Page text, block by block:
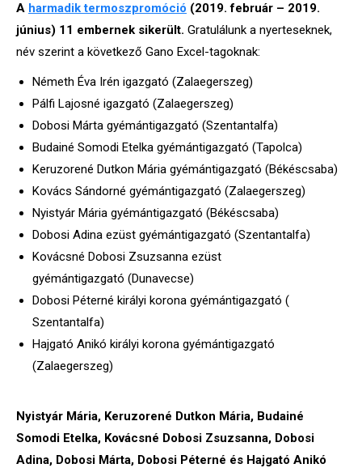
A harmadik termoszpromóció (2019. február – 2019.
június) 11 embernek sikerült. Gratulálunk a nyerteseknek,
név szerint a következő Gano Excel-tagoknak:
Németh Éva Irén igazgató (Zalaegerszeg)
Pálfi Lajosné igazgató (Zalaegerszeg)
Dobosi Márta gyémántigazgató (Szentantalfa)
Budainé Somodi Etelka gyémántigazgató (Tapolca)
Keruzorené Dutkon Mária gyémántigazgató (Békéscsaba)
Kovács Sándorné gyémántigazgató (Zalaegerszeg)
Nyistyár Mária gyémántigazgató (Békéscsaba)
Dobosi Adina ezüst gyémántigazgató (Szentantalfa)
Kovácsné Dobosi Zsuzsanna ezüst
gyémántigazgató (Dunavecse)
Dobosi Péterné királyi korona gyémántigazgató (
Szentantalfa)
Hajgató Anikó királyi korona gyémántigazgató
(Zalaegerszeg)
Nyistyár Mária, Keruzorené Dutkon Mária, Budainé
Somodi Etelka, Kovácsné Dobosi Zsuzsanna, Dobosi
Adina, Dobosi Márta, Dobosi Péterné és Hajgató Anikó